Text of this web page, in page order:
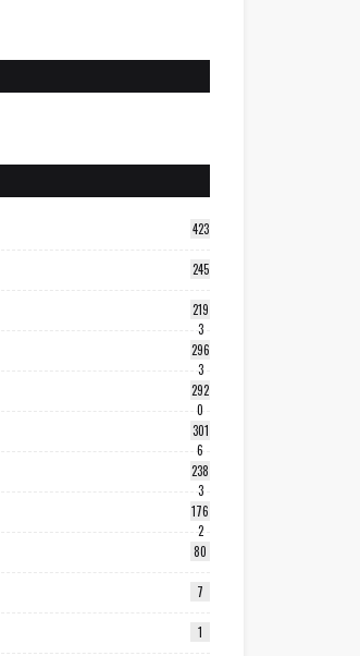
423
245
219
3
296
3
292
0
301
6
238
3
176
2
80
7
1